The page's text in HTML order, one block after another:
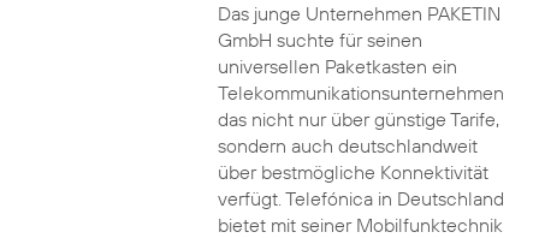
Das junge Unternehmen PAKETIN
GmbH suchte für seinen
universellen Paketkasten ein
Telekommunikationsunternehmen
das nicht nur über günstige Tarife,
sondern auch deutschlandweit
über bestmögliche Konnektivität
verfügt. Telefónica in Deutschland
bietet mit seiner Mobilfunktechnik